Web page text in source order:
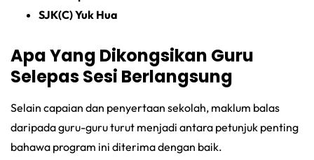
SJK(C) Yuk Hua
Apa Yang Dikongsikan Guru
Selepas Sesi Berlangsung
Selain capaian dan penyertaan sekolah, maklum balas
daripada guru-guru turut menjadi antara petunjuk penting
bahawa program ini diterima dengan baik.